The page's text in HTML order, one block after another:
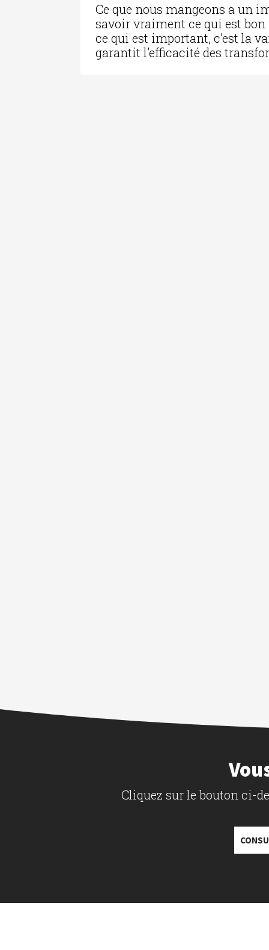
Ce que nous mangeons a un
savoir vraiment ce qui est bon
ce qui est important, c’est la
garantit l’efficacité des
Cliquez sur le bouton ci-